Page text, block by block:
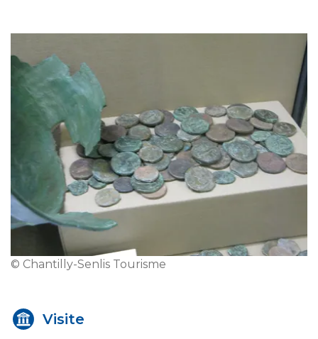
© Chantilly-Senlis Tourisme
Visite